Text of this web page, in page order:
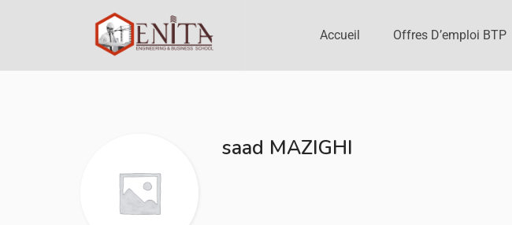
Accueil Offres D’emploi BTP
saad MAZIGHI